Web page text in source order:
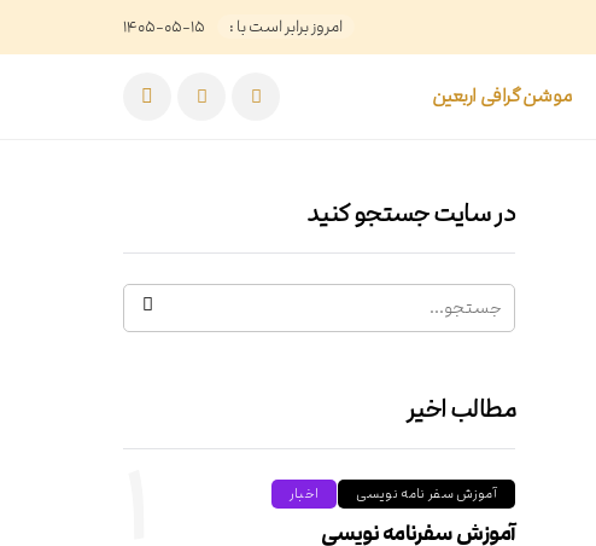
امروز برابر است با : ۱۴۰۵-۰۵-۱۵
موشن گرافی اربعین
در سایت جستجو کنید
مطالب اخیر
آموزش سفر نامه نویسی اخبار
آموزش سفرنامه نویسی